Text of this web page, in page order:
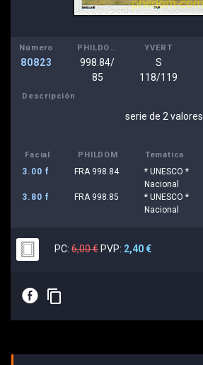
Número
80823
PHILDOM
998.84/
85
YVERT
S
118/119
Descripción
serie de 2 valores
Facial PHILDOM Temática
3.00 f FRA 998.84
* UNESCO *
Nacional
3.80 f FRA 998.85
* UNESCO *
Nacional
PC: 6,00 € PVP: 2,40 €
E content_copy